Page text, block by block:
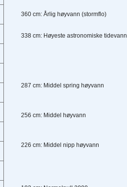
360 cm: Årlig høyvann (stormflo)
338 cm: Høyeste astronomiske tidevann
287 cm: Middel spring høyvann
256 cm: Middel høyvann
226 cm: Middel nipp høyvann